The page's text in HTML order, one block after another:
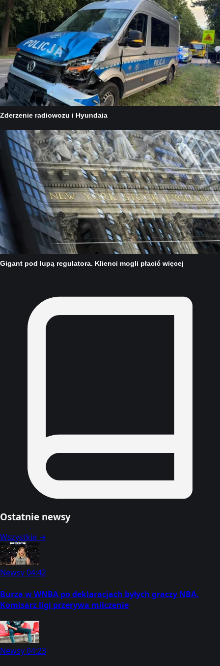
Ostatnie newsy
Wszystkie →
Newsy04:42
Burza w WNBA po deklaracjach byłych graczy NBA.
Komisarz ligi przerywa milczenie
Newsy04:23